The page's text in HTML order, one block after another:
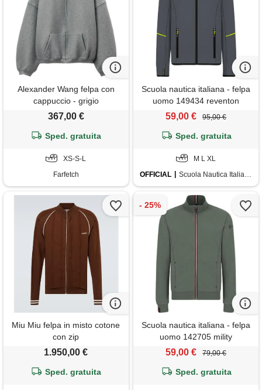
Alexander Wang felpa con
cappuccio - grigio
367,00 €
Sped. gratuita
XS-S-L
Farfetch
Scuola nautica italiana - felpa
uomo 149434 reventon
59,00 € 95,00 €
Sped. gratuita
M L XL
OFFICIAL
Scuola Nautica Italiana
Miu Miu felpa in misto cotone
con zip
1.950,00 €
Sped. gratuita
Scuola nautica italiana - felpa
uomo 142705 mility
59,00 € 79,00 €
Sped. gratuita